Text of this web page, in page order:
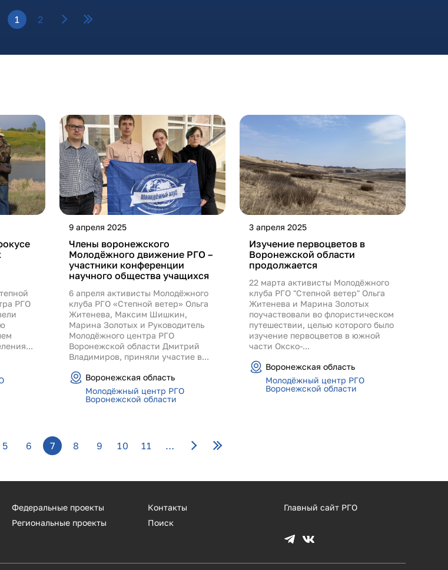
1 2
РГО
9 апреля 2025
Члены воронежского
Молодёжного движение РГО –
участники конференции
научного общества учащихся
6 апреля активисты Молодёжного
клуба РГО «Степной ветер» Ольга
Житенева, Максим Шишкин,
Марина Золотых и Руководитель
Молодёжного центра РГО
Воронежской области Дмитрий
Владимиров, приняли участие в...
Воронежская область
Молодёжный центр РГО
Воронежской области
3 апреля 2025
Изучение первоцветов в
Воронежской области
продолжается
22 марта активисты Молодёжного
клуба РГО "Степной ветер" Ольга
Житенева и Марина Золотых
поучаствовали во флористическом
путешествии, целью которого было
изучение первоцветов в южной
части Окско-...
Воронежская область
Молодёжный центр РГО
Воронежской области
5 6 7 8 9 10 11 …
Федеральные проекты
Региональные проекты
Контакты
Поиск
Главный сайт РГО